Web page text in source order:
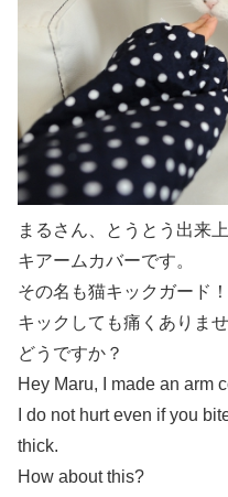
まるさん、とうとう出来
キアームカバーです。
その名も猫キックガード
キックしても痛くありませ
どうですか？
Hey Maru, I made an arm
I do not hurt even if you
thick.
How about this?